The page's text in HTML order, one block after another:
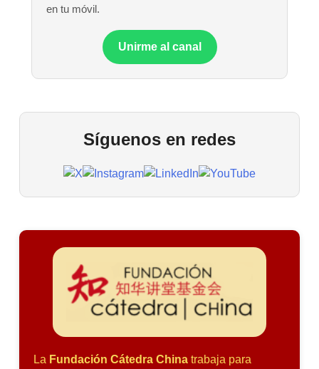
en tu móvil.
Unirme al canal
Síguenos en redes
La Fundación Cátedra China trabaja para